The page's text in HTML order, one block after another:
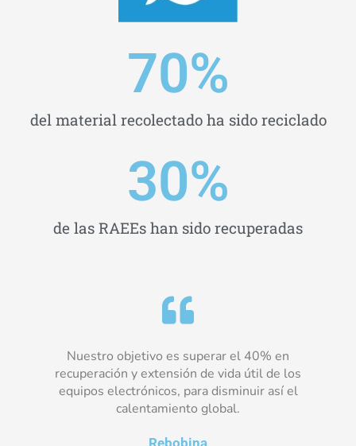
del material recolectado ha sido reciclado
70%
de las RAEEs han sido recuperadas
30%
Nuestro objetivo es superar el 40% en
recuperación y extensión de vida útil de los
equipos electrónicos, para disminuir así el
calentamiento global.
Rebobina